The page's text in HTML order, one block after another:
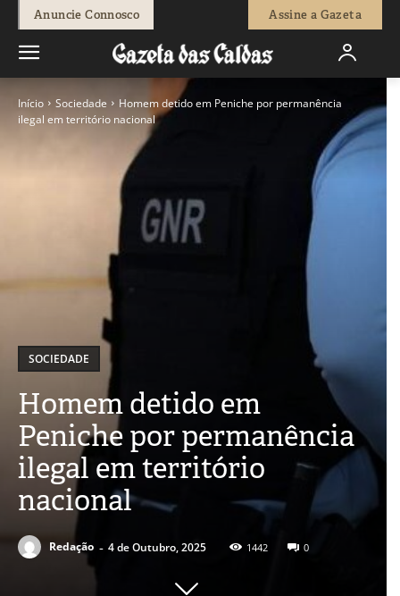
Anuncie Connosco Assine a Gazeta
Início Sociedade
Homem detido em Peniche por permanência
ilegal em território nacional
SOCIEDADE
Homem detido em
Peniche por permanência
ilegal em território
nacional
Redação - 4 de Outubro, 2025 1442 0